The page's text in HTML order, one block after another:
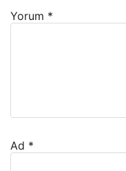
Yorum *
Ad *